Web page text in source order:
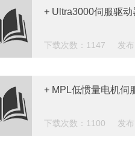
+ Ultra3000伺服驱
下载次数：1147 发布
+ MPL低惯量电机伺
下载次数：1100 发布